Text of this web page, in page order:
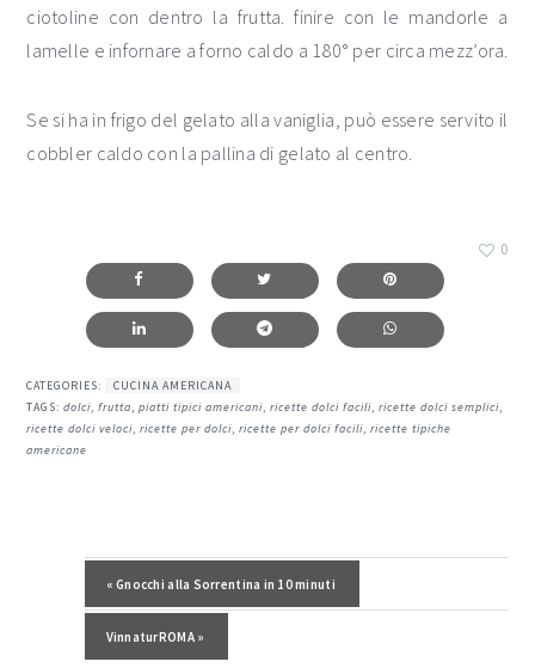
ciotoline con dentro la frutta. finire con le mandorle a
lamelle e infornare a forno caldo a 180° per circa mezz’ora.
Se si ha in frigo del gelato alla vaniglia, può essere servito il
cobbler caldo con la pallina di gelato al centro.
0
CATEGORIES:
CUCINA AMERICANA
TAGS:dolci,frutta,piatti tipici americani,ricette dolci facili,ricette dolci semplici,
ricette dolci veloci,ricette per dolci,ricette per dolci facili,ricette tipiche
americane
Post precedente:
« Gnocchi alla Sorrentina in 10 minuti
Post successivo:
VinnaturROMA »